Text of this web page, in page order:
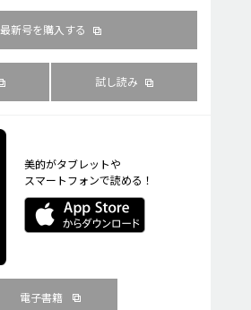
最新号を購入する
試し読み
美的がタブレットや
スマートフォンで読める！
電子書籍